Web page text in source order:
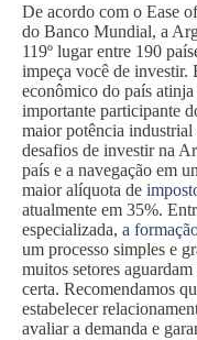
De acordo com o Ease
do Banco Mundial, a
119º lugar entre 190
impeça você de investir.
econômico do país
importante participante
maior potência
desafios de investir na
país e a navegação em
maior alíquota de
atualmente em 35%.
especializada, a
um processo simples e
muitos setores
certa. Recomendamos
estabelecer
avaliar a demanda e